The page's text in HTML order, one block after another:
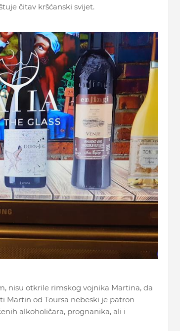
čitav kršćanski svijet.
nisu otkrile rimskog vojnika Martina, da
Martin od Toursa nebeski je patron
alkoholičara, prognanika, ali i